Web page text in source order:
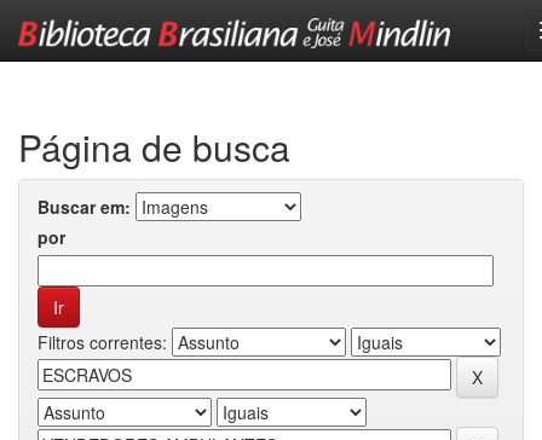
Página de busca
Buscar em:
por
Filtros correntes: